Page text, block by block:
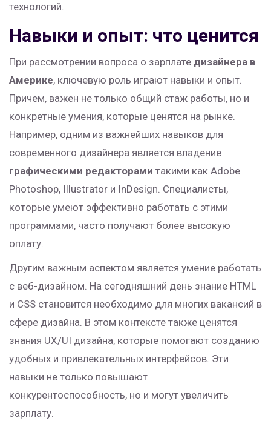
технологий.
Навыки и опыт: что ценится
При рассмотрении вопроса о зарплате дизайнера в
Америке, ключевую роль играют навыки и опыт.
Причем, важен не только общий стаж работы, но и
конкретные умения, которые ценятся на рынке.
Например, одним из важнейших навыков для
современного дизайнера является владение
графическими редакторами такими как Adobe
Photoshop, Illustrator и InDesign. Специалисты,
которые умеют эффективно работать с этими
программами, часто получают более высокую
оплату.
Другим важным аспектом является умение работать
с веб-дизайном. На сегодняшний день знание HTML
и CSS становится необходимо для многих вакансий в
сфере дизайна. В этом контексте также ценятся
знания UX/UI дизайна, которые помогают созданию
удобных и привлекательных интерфейсов. Эти
навыки не только повышают
конкурентоспособность, но и могут увеличить
зарплату.